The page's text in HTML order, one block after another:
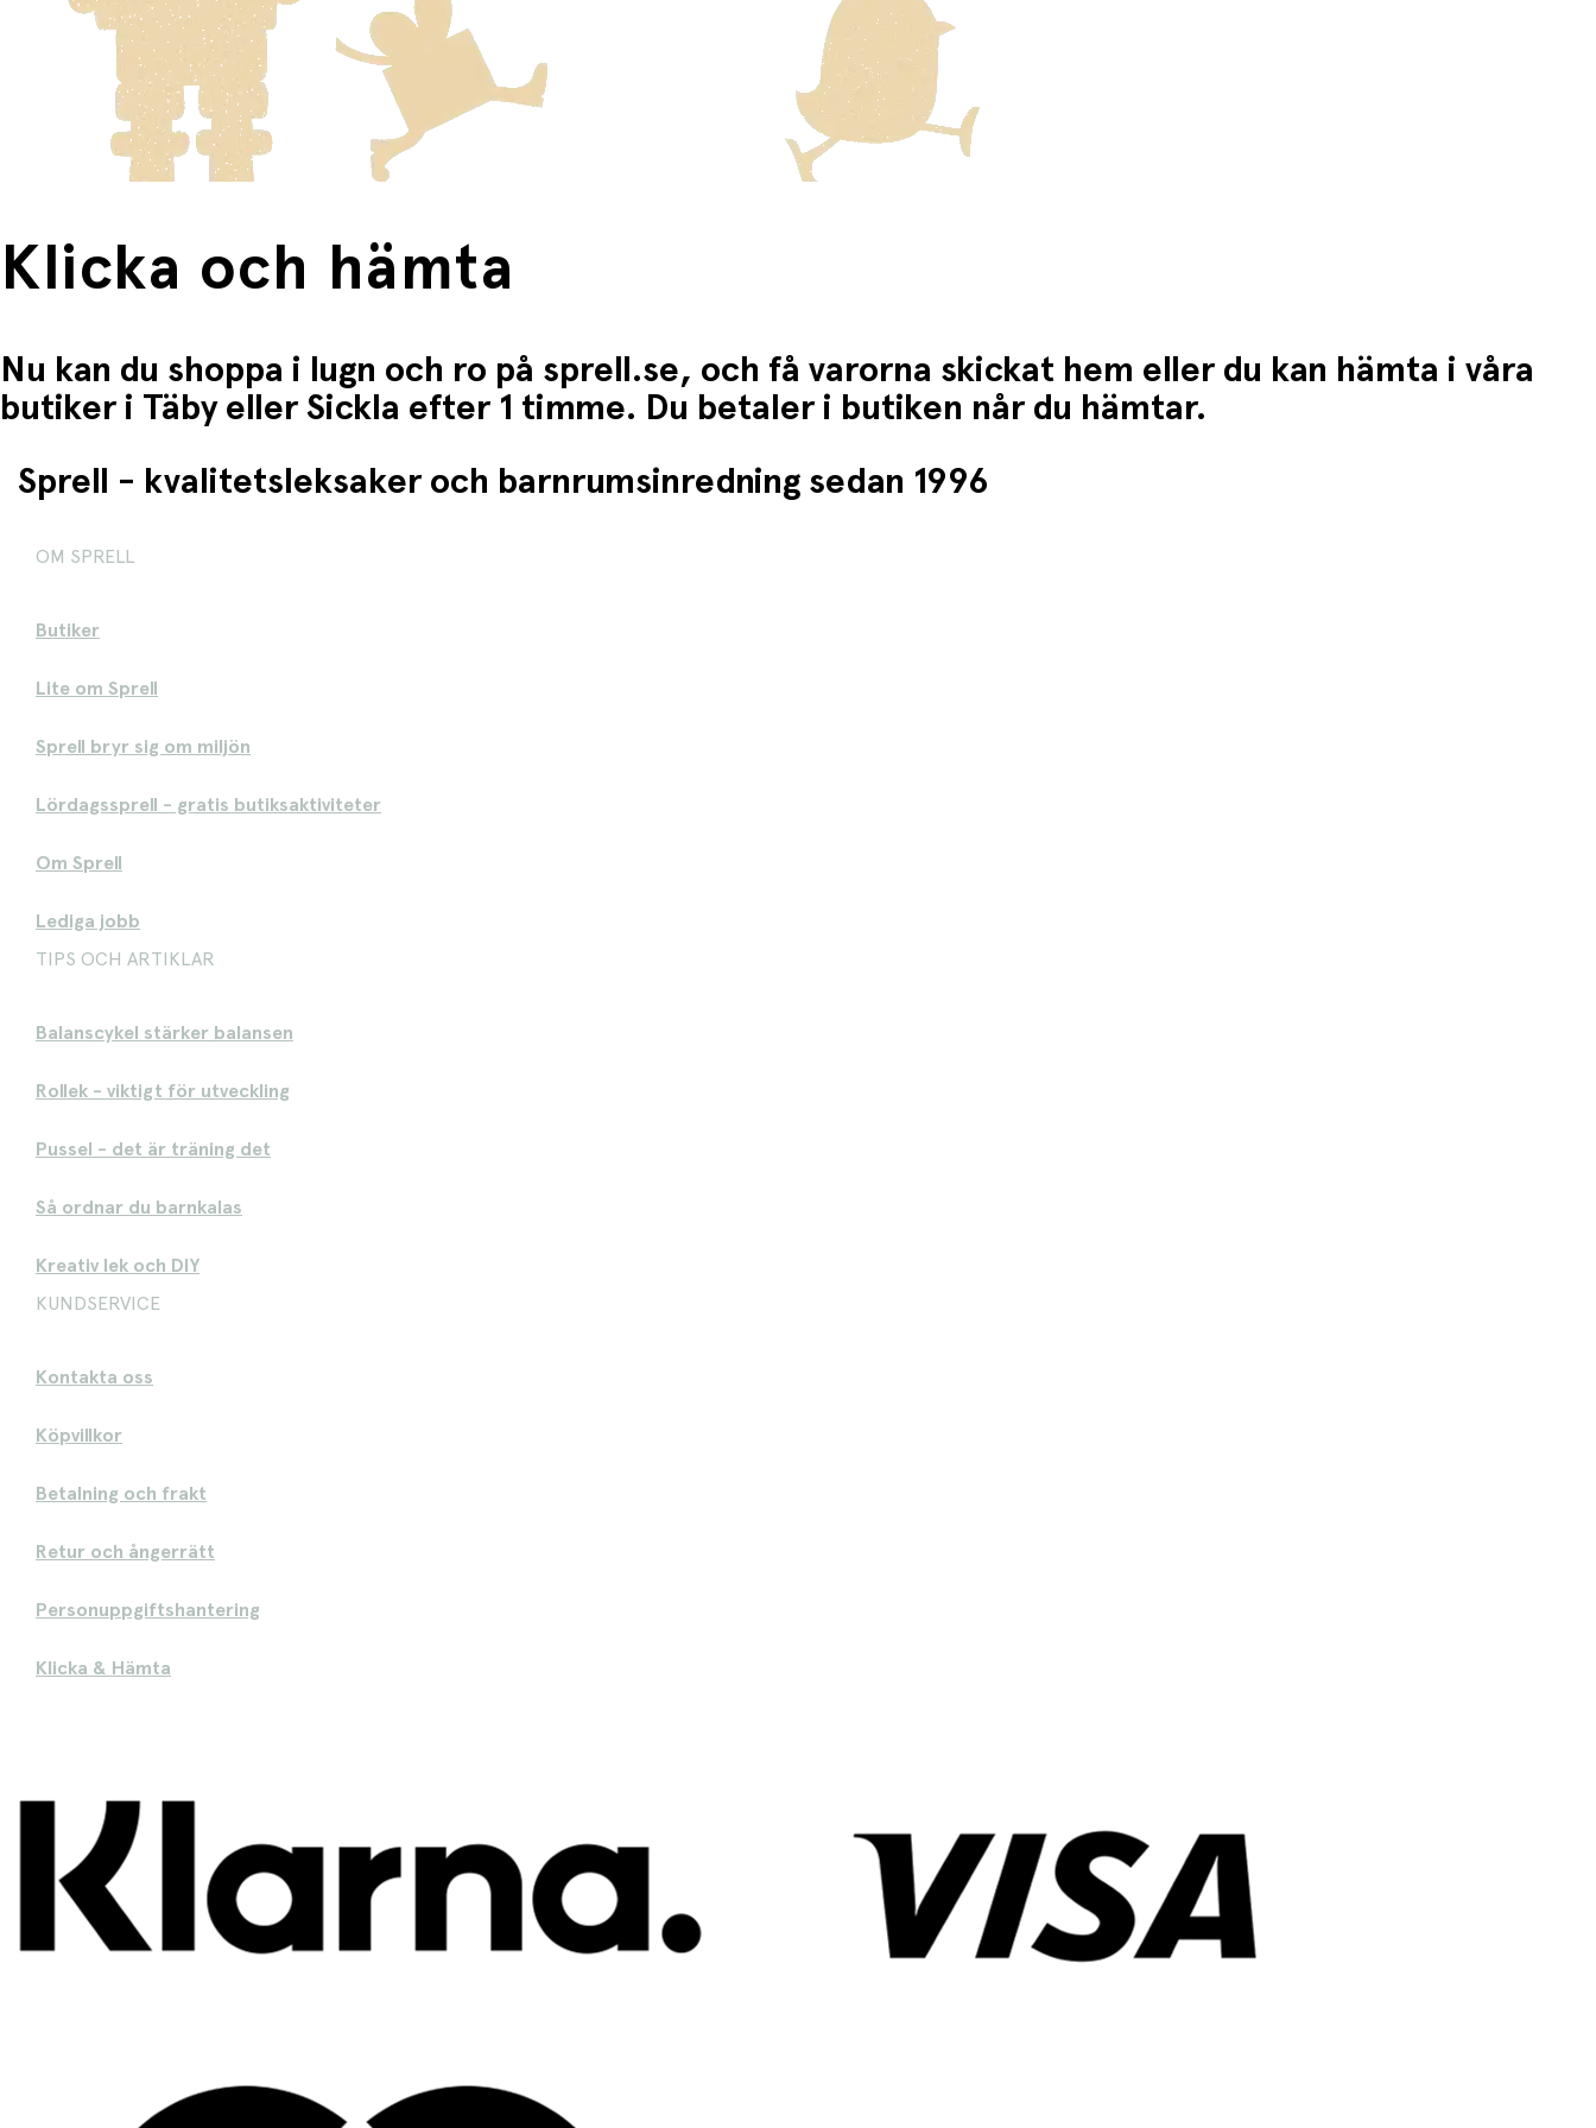
Klicka och hämta
Nu kan du shoppa i lugn och ro på sprell.se, och få varorna skickat hem eller du kan hämta i våra
butiker i Täby eller Sickla efter 1 timme. Du betaler i butiken når du hämtar.
Sprell - kvalitetsleksaker och barnrumsinredning sedan 1996
OM SPRELL
Butiker
Lite om Sprell
Sprell bryr sig om miljön
Lördagssprell - gratis butiksaktiviteter
Om Sprell
Lediga jobb
TIPS OCH ARTIKLAR
Balanscykel stärker balansen
Rollek - viktigt för utveckling
Pussel - det är träning det
Så ordnar du barnkalas
Kreativ lek och DIY
KUNDSERVICE
Kontakta oss
Köpvillkor
Betalning och frakt
Retur och ångerrätt
Personuppgiftshantering
Klicka & Hämta